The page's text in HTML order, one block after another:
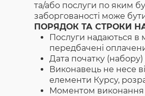
та/або послуги по яким
заборгованості може
ПОРЯДОК ТА СТРОКИ
Послуги надаються в
передбачені
Дата початку
Виконавець не несе
елементи Курсу,
Моментом виконання